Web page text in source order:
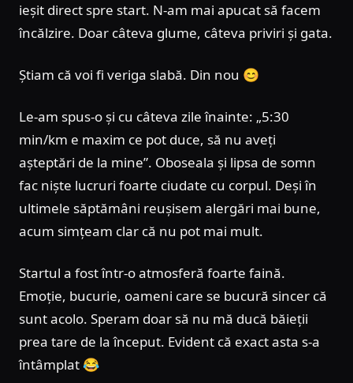
ieșit direct spre start. N-am mai apucat să facem
încălzire. Doar câteva glume, câteva priviri și gata.
Știam că voi fi veriga slabă. Din nou 😊
Le-am spus-o și cu câteva zile înainte: „5:30
min/km e maxim ce pot duce, să nu aveți
așteptări de la mine”. Oboseala și lipsa de somn
fac niște lucruri foarte ciudate cu corpul. Deși în
ultimele săptămâni reușisem alergări mai bune,
acum simțeam clar că nu pot mai mult.
Startul a fost într-o atmosferă foarte faină.
Emoție, bucurie, oameni care se bucură sincer că
sunt acolo. Speram doar să nu mă ducă băieții
prea tare de la început. Evident că exact asta s-a
întâmplat 😂